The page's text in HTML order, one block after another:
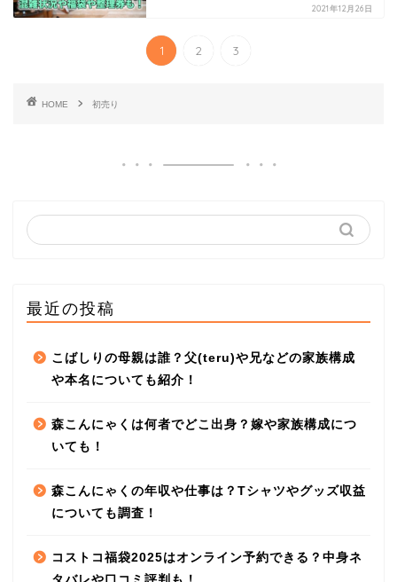
2021年12月26日
1 2 3
HOME 初売り
最近の投稿
こばしりの母親は誰？父(teru)や兄などの家族構成
や本名についても紹介！
森こんにゃくは何者でどこ出身？嫁や家族構成につ
いても！
森こんにゃくの年収や仕事は？Tシャツやグッズ収益
についても調査！
コストコ福袋2025はオンライン予約できる？中身ネ